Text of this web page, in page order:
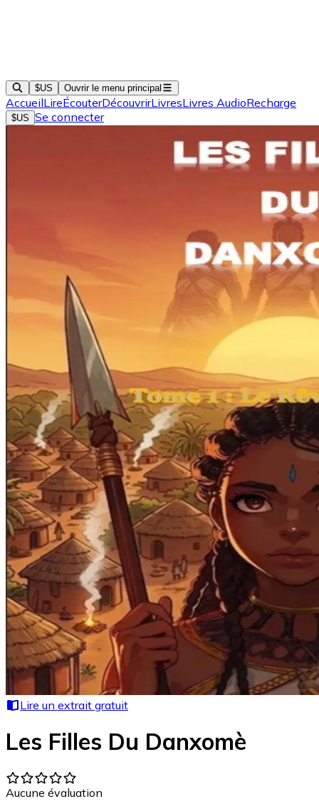
$US Ouvrir le menu principal
AccueilLireÉcouterDécouvrirLivresLivres AudioRecharge
$US Se connecter
Lire un extrait gratuit
Les Filles Du Danxomè
Aucune évaluation